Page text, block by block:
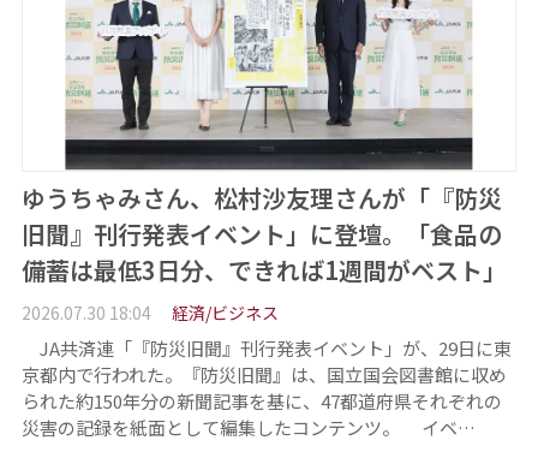
ゆうちゃみさん、松村沙友理さんが「『防災
旧聞』刊行発表イベント」に登壇。「食品の
備蓄は最低3日分、できれば1週間がベスト」
2026.07.30 18:04 経済/ビジネス
JA共済連「『防災旧聞』刊行発表イベント」が、29日に東
京都内で行われた。『防災旧聞』は、国立国会図書館に収め
られた約150年分の新聞記事を基に、47都道府県それぞれの
災害の記録を紙面として編集したコンテンツ。 イベ…